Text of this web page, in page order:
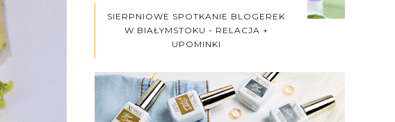
SIERPNIOWE SPOTKANIE BLOGEREK
W BIAŁYMSTOKU - RELACJA +
UPOMINKI